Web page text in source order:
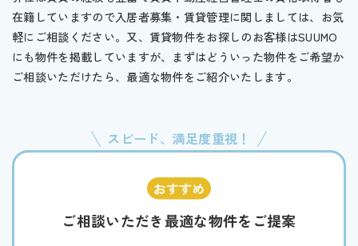
在籍していますので入居者募集・賃貸管理に関しましては、お気
軽にご相談ください。又、賃貸物件をお探しのお客様はSUUMO
にも物件を掲載していますが、まずはどういった物件をご希望か
ご相談いただけたら、最適な物件をご紹介いたします。
スピード、満足度重視！
ご相談いただき最適な物件をご提案